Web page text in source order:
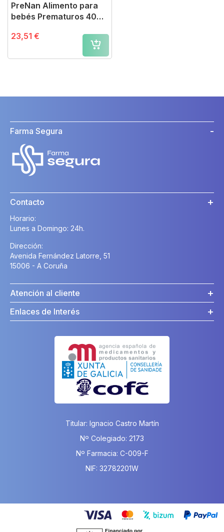
PreNan Alimento para
bebés Prematuros 400
23,51 €
Farma Segura
Contacto
Horario:
Lunes a Domingo: 24h.
Dirección:
Avenida Fernández Latorre, 51
15006 - A Coruña
Atención al cliente
Enlaces de Interés
Titular: Ignacio Castro Martín
Nº Colegiado: 2173
Nº Farmacia: C-009-F
NIF: 32782201W